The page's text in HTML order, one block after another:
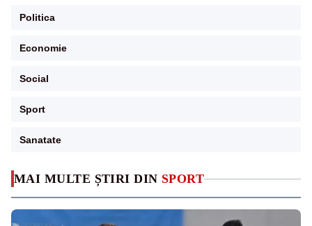
MAI MULTE ȘTIRI DIN SPORT
Politica
Economie
Social
Sport
Sanatate